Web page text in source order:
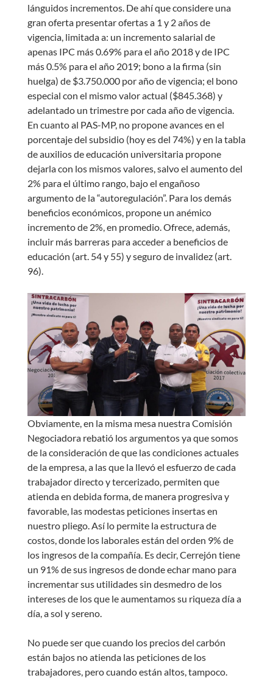
lánguidos incrementos. De ahí que considere una
gran oferta presentar ofertas a 1 y 2 años de
vigencia, limitada a: un incremento salarial de
apenas IPC más 0.69% para el año 2018 y de IPC
más 0.5% para el año 2019; bono a la firma (sin
huelga) de $3.750.000 por año de vigencia; el bono
especial con el mismo valor actual ($845.368) y
adelantado un trimestre por cada año de vigencia.
En cuanto al PAS-MP, no propone avances en el
porcentaje del subsidio (hoy es del 74%) y en la tabla
de auxilios de educación universitaria propone
dejarla con los mismos valores, salvo el aumento del
2% para el último rango, bajo el engañoso
argumento de la “autoregulación”. Para los demás
beneficios económicos, propone un anémico
incremento de 2%, en promedio. Ofrece, además,
incluir más barreras para acceder a beneficios de
educación (art. 54 y 55) y seguro de invalidez (art.
96).
Obviamente, en la misma mesa nuestra Comisión
Negociadora rebatió los argumentos ya que somos
de la consideración de que las condiciones actuales
de la empresa, a las que la llevó el esfuerzo de cada
trabajador directo y tercerizado, permiten que
atienda en debida forma, de manera progresiva y
favorable, las modestas peticiones insertas en
nuestro pliego. Así lo permite la estructura de
costos, donde los laborales están del orden 9% de
los ingresos de la compañía. Es decir, Cerrejón tiene
un 91% de sus ingresos de donde echar mano para
incrementar sus utilidades sin desmedro de los
intereses de los que le aumentamos su riqueza día a
día, a sol y sereno.
No puede ser que cuando los precios del carbón
están bajos no atienda las peticiones de los
trabajadores, pero cuando están altos, tampoco.